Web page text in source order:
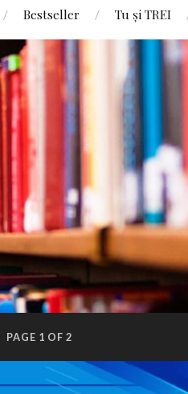
Bestseller Tu și TREI
PAGE 1 OF 2